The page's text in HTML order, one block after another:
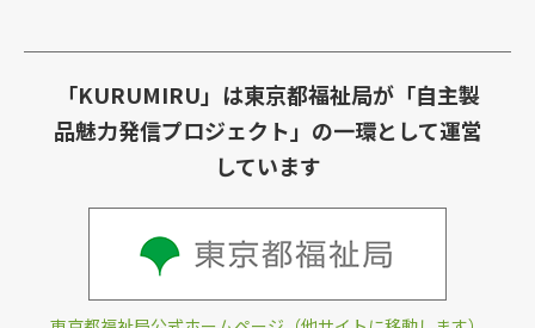
「KURUMIRU」は東京都福祉局が「自主製
品魅力発信プロジェクト」の一環として運営
しています